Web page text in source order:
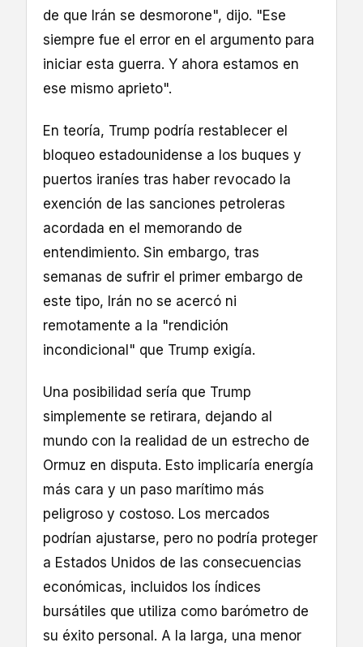
de que Irán se desmorone", dijo. "Ese
siempre fue el error en el argumento para
iniciar esta guerra. Y ahora estamos en
ese mismo aprieto".
En teoría, Trump podría restablecer el
bloqueo estadounidense a los buques y
puertos iraníes tras haber revocado la
exención de las sanciones petroleras
acordada en el memorando de
entendimiento. Sin embargo, tras
semanas de sufrir el primer embargo de
este tipo, Irán no se acercó ni
remotamente a la "rendición
incondicional" que Trump exigía.
Una posibilidad sería que Trump
simplemente se retirara, dejando al
mundo con la realidad de un estrecho de
Ormuz en disputa. Esto implicaría energía
más cara y un paso marítimo más
peligroso y costoso. Los mercados
podrían ajustarse, pero no podría proteger
a Estados Unidos de las consecuencias
económicas, incluidos los índices
bursátiles que utiliza como barómetro de
su éxito personal. A la larga, una menor